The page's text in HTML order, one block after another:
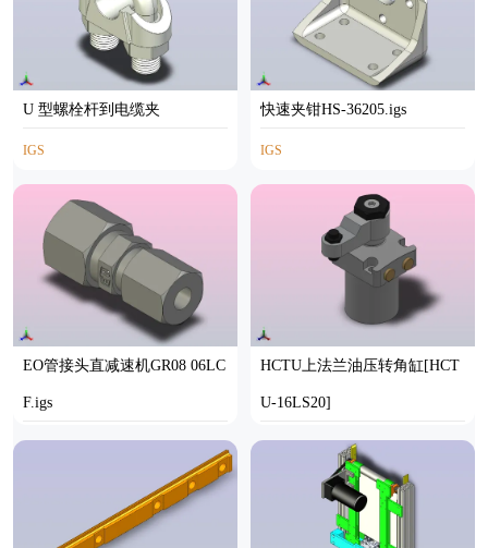
U 型螺栓杆到电缆夹
IGS
快速夹钳HS-36205.igs
IGS
EO管接头直减速机GR08 06LC
F.igs
IGS
HCTU上法兰油压转角缸[HCT
U-16LS20]
SOLIDWORKS